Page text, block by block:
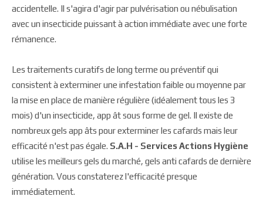
accidentelle. Il s'agira d'agir par pulvérisation ou nébulisation
avec un insecticide puissant à action immédiate avec une forte
rémanence.
Les traitements curatifs de long terme ou préventif qui
consistent à exterminer une infestation faible ou moyenne par
la mise en place de manière régulière (idéalement tous les 3
mois) d'un insecticide, app ât sous forme de gel. Il existe de
nombreux gels app âts pour exterminer les cafards mais leur
efficacité n'est pas égale. S.A.H - Services Actions Hygiène
utilise les meilleurs gels du marché, gels anti cafards de dernière
génération. Vous constaterez l'efficacité presque
immédiatement.